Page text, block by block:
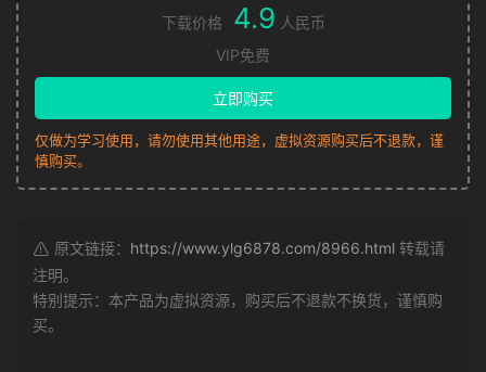
下载价格 4.9 人民币
VIP免费
立即购买
仅做为学习使用，请勿使用其他用途，虚拟资源购买后不退款，谨
慎购买。
原文链接： https://www.ylg6878.com/8966.html 转载请
注明。
特别提示：本产品为虚拟资源，购买后不退款不换货，谨慎购
买。